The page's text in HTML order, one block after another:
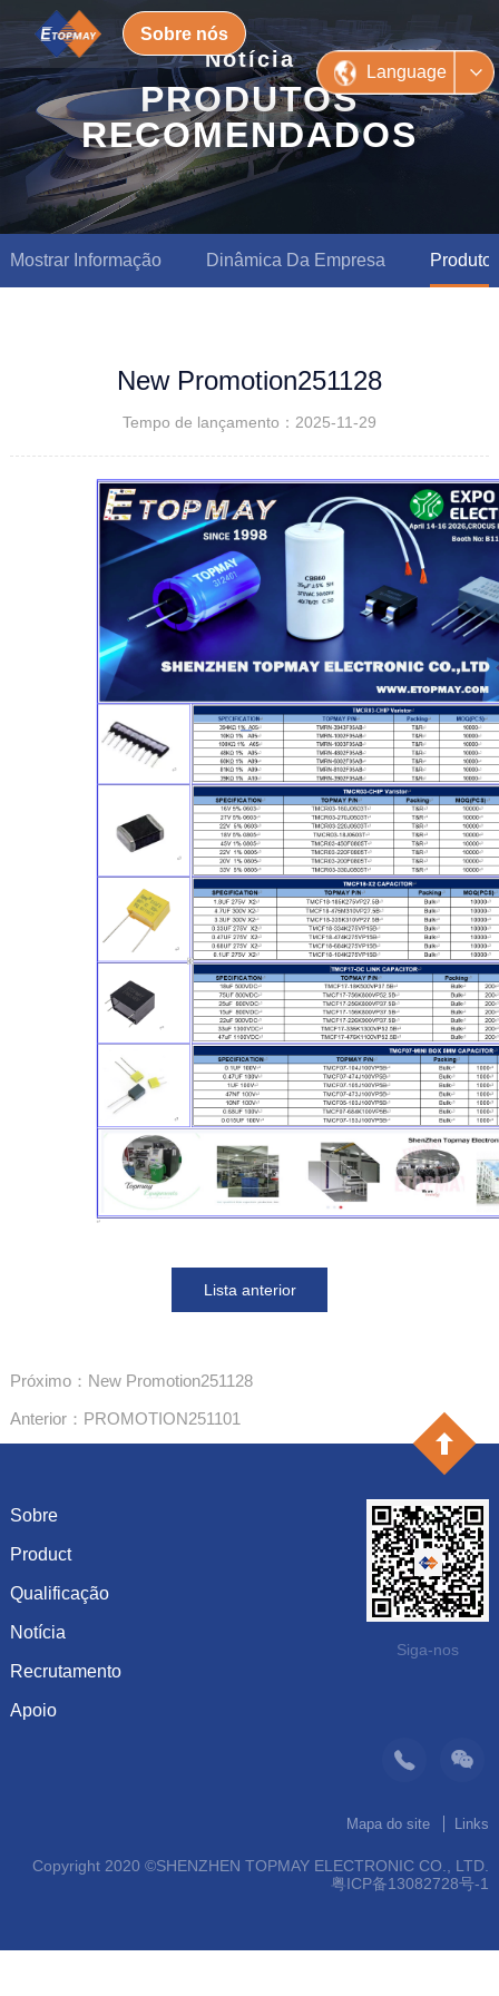
Sobre nós
Language
Notícia
PRODUTOS
RECOMENDADOS
Mostrar Informação Dinâmica Da Empresa
New Promotion251128
Tempo de lançamento：2025-11-29
Lista anterior
Próximo：New Promotion251128
Anterior：PROMOTION251101
Sobre
Introdução
História
Cultura
Sistema
Product
capacitância
resistência
Diodo
Inductor
Qualificação
Certificado de honra
Notícia
Mostrar informação
Dinâmica da empresa
Recrutamento
Últimos empregos
Apoio
Siga-nos
Mapa do site Links
Copyright 2020 ©SHENZHEN TOPMAY ELECTRONIC CO., LTD.
粤ICP备13082728号-1